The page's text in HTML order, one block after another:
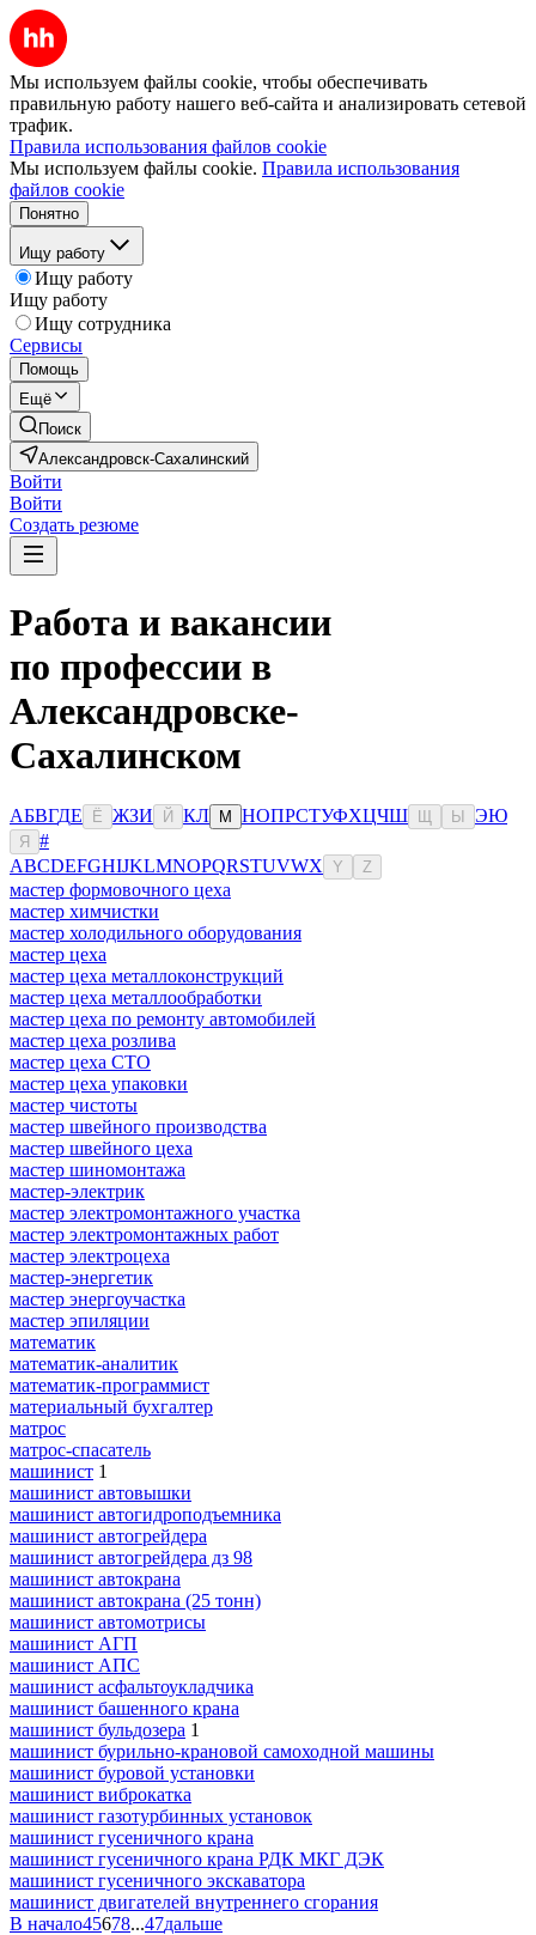
Мы используем файлы cookie, чтобы обеспечивать
правильную работу нашего веб-сайта и анализировать сетевой
трафик.
Правила использования файлов cookie
Мы используем файлы cookie. Правила использования
файлов cookie
Понятно
Ищу работу
Ищу работу
Ищу работу
Ищу сотрудника
Сервисы
Помощь
Ещё
Поиск
Александровск-Сахалинский
Войти
Войти
Создать резюме
Работа и вакансии
по профессии в
Александровске-
Сахалинском
АБВГДЕ Ё ЖЗИ Й КЛ М НОПРСТУФХЦЧШ Ы ЭЮ
Я
#
ABCDEFGHIJKLMNOPQRSTUVWX Y Z
мастер формовочного цеха
мастер химчистки
мастер холодильного оборудования
мастер цеха
мастер цеха металлоконструкций
мастер цеха металлообработки
мастер цеха по ремонту автомобилей
мастер цеха розлива
мастер цеха СТО
мастер цеха упаковки
мастер чистоты
мастер швейного производства
мастер швейного цеха
мастер шиномонтажа
мастер-электрик
мастер электромонтажного участка
мастер электромонтажных работ
мастер электроцеха
мастер-энергетик
мастер энергоучастка
мастер эпиляции
математик
математик-аналитик
математик-программист
материальный бухгалтер
матрос
матрос-спасатель
машинист 1
машинист автовышки
машинист автогидроподъемника
машинист автогрейдера
машинист автогрейдера дз 98
машинист автокрана
машинист автокрана (25 тонн)
машинист автомотрисы
машинист АГП
машинист АПС
машинист асфальтоукладчика
машинист башенного крана
машинист бульдозера 1
машинист бурильно-крановой самоходной машины
машинист буровой установки
машинист виброкатка
машинист газотурбинных установок
машинист гусеничного крана
машинист гусеничного крана РДК МКГ ДЭК
машинист гусеничного экскаватора
машинист двигателей внутреннего сгорания
В начало45678...47дальше